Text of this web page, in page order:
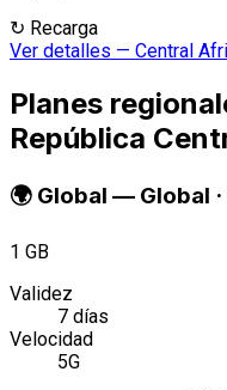
↻ Recarga
Ver detalles — Central
Planes
República
🌍 Global — Global ·
1 GB
Validez
7 días
Velocidad
5G